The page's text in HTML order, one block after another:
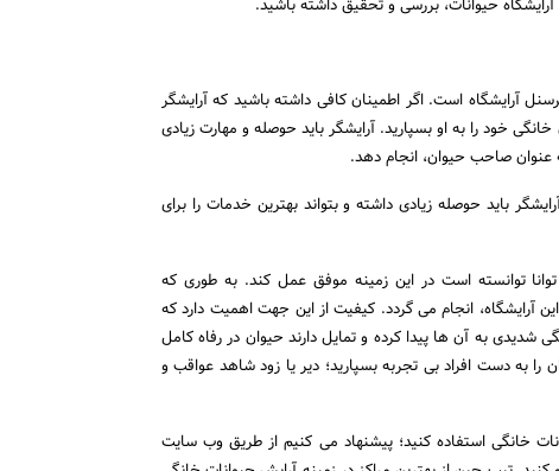
حیوانات، بررسی و تحقیق داشته باشید.
آرایشگاه است. اگر اطمینان کافی داشته باشید که آرایشگر
خود را به او بسپارید. آرایشگر باید حوصله و مهارت زیادی
عنوان صاحب حیوان، انجام دهد.
باید حوصله زیادی داشته و بتواند بهترین خدمات را برای
توانسته است در این زمینه موفق عمل کند. به طوری که
آرایشگاه، انجام می گردد. کیفیت از این جهت اهمیت دارد که
شدیدی به آن ها پیدا کرده و تمایل دارند حیوان در رفاه کامل
را به دست افراد بی تجربه بسپارید؛ دیر یا زود شاهد عواقب و
خانگی استفاده کنید؛ پیشنهاد می کنیم از طریق وب سایت